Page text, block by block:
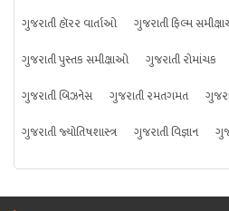
ગુજરાતી હૉરર વાર્તાઓ
ગુજરાતી ફિલ્મ
ગુજરાતી પુસ્તક સમીક્ષાઓ
ગુજરાતી રોમાંચક
ગુજરાતી બિઝનેસ
ગુજરાતી રમતગમત
ગુજરાતી જ્યોતિષશાસ્ત્ર
ગુજરાતી વિજ્ઞાન